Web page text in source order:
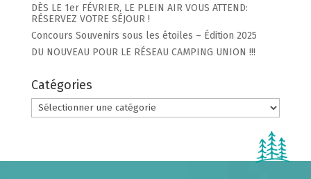
DÈS LE 1er FÉVRIER, LE PLEIN AIR VOUS ATTEND:
RÉSERVEZ VOTRE SÉJOUR !
Concours Souvenirs sous les étoiles – Édition 2025
DU NOUVEAU POUR LE RÉSEAU CAMPING UNION !!!
Catégories
Catégories